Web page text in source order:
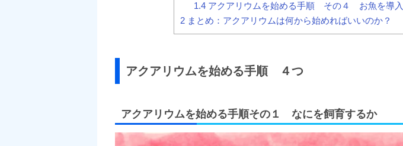
1.4アクアリウムを始める手順 その４ お魚を導入
2 まとめ：アクアリウムは何から始めればいいのか？
アクアリウムを始める手順 ４つ
アクアリウムを始める手順その１ なにを飼育するか